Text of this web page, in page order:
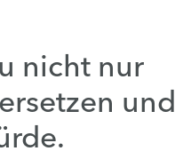
nicht nur
und